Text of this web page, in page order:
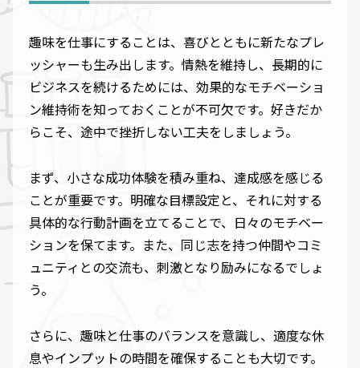
趣味を仕事にすることは、喜びとともに新たなプレ
ッシャーも生み出します。情熱を維持し、長期的に
ビジネスを続けるためには、効果的なモチベーショ
ン維持術を知っておくことが不可欠です。好きだか
らこそ、途中で挫折しない工夫をしましょう。
まず、小さな成功体験を積み重ね、達成感を感じる
ことが重要です。明確な目標設定と、それに対する
具体的な行動計画を立てることで、日々のモチベー
ションを保てます。また、同じ志を持つ仲間やコミ
ュニティとの交流も、刺激となり励みになるでしょ
う。
さらに、趣味と仕事のバランスを意識し、適度な休
息やインプットの時間を確保することも大切です。